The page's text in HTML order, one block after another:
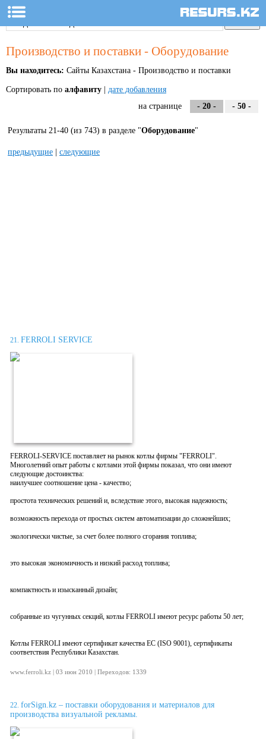
Производство и поставки - Оборудование
Вы находитесь: Сайты Казахстана - Производство и поставки
Сортировать по алфавиту
дате добавления
на странице
- 20 - - 50 -
Результаты 21-40 (из 743) в разделе "Оборудование"
предыдущие следующие
21. FERROLI SERVICE
FERROLI-SERVICE поставляет на рынок котлы фирмы "FERROLI".
Многолетний опыт работы с котлами этой фирмы показал, что они имеют
следующие достоинства:
наилучшее соотношение цена - качество;
простота технических решений и, вследствие этого, высокая надежность;
возможность перехода от простых систем автоматизации до сложнейших;
экологически чистые, за счет более полного сгорания топлива;
это высокая экономичность и низкий расход топлива;
компактность и изысканный дизайн;
собранные из чугунных секций, котлы FERROLI имеют ресурс работы 50 лет;
Котлы FERROLI имеют сертификат качества EC (ISO 9001), сертификаты
соответствия Республики Казахстан.
www.ferroli.kz | 03 июн 2010 | Переходов: 1339
22. forSign.kz – поставки оборудования и материалов для
производства визуальной рекламы.